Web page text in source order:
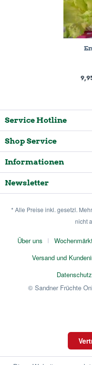
Service Hotline
Shop Service
Informationen
Newsletter
* Alle Preise inkl. gesetzl.
nicht
Über uns
Versand und
© Sandner Früchte